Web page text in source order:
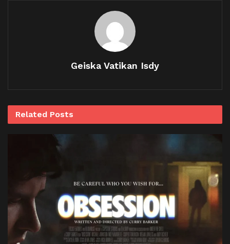
Geiska Vatikan Isdy
Related Posts